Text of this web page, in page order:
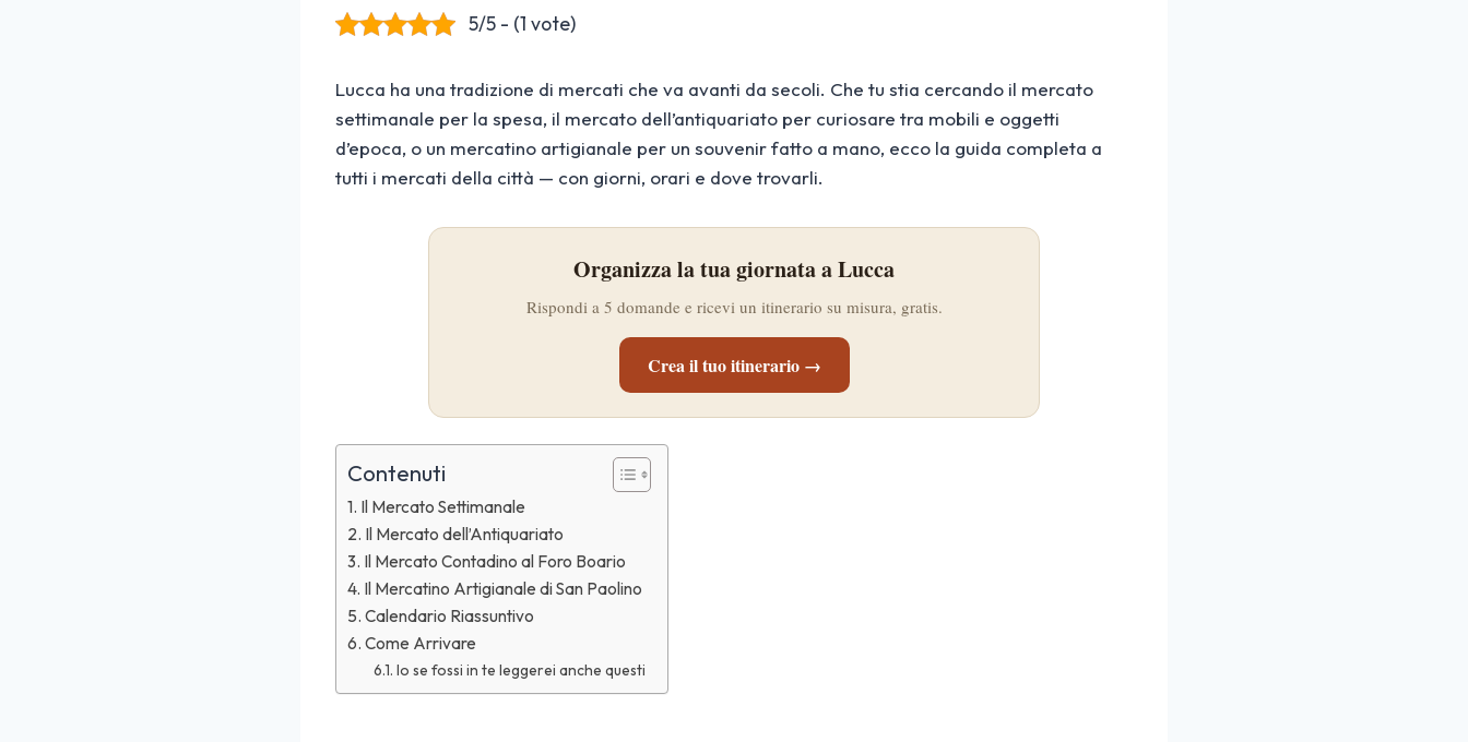
5/5 - (1 vote)
Lucca ha una tradizione di mercati che va avanti da secoli. Che tu stia cercando il mercato
settimanale per la spesa, il mercato dell’antiquariato per curiosare tra mobili e oggetti
d’epoca, o un mercatino artigianale per un souvenir fatto a mano, ecco la guida completa a
tutti i mercati della città — con giorni, orari e dove trovarli.
Organizza la tua giornata a Lucca
Rispondi a 5 domande e ricevi un itinerario su misura, gratis.
Crea il tuo itinerario →
Contenuti
Il Mercato Settimanale
Il Mercato dell’Antiquariato
Il Mercato Contadino al Foro Boario
Il Mercatino Artigianale di San Paolino
Calendario Riassuntivo
Come Arrivare
Io se fossi in te leggerei anche questi